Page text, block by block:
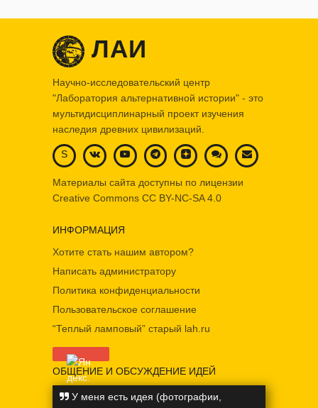
ЛАИ
Научно-исследовательский центр
"Лаборатория альтернативной истории" - это
мультидисциплинарный проект изучения
наследия древних цивилизаций.
S
Материалы сайта доступны по лицензии
Creative Commons CC BY-NC-SA 4.0
ИНФОРМАЦИЯ
Хотите стать нашим автором?
Написать администратору
Политика конфиденциальности
Пользовательское соглашение
“Теплый ламповый” старый lah.ru
ОБЩЕНИЕ И ОБСУЖДЕНИЕ ИДЕЙ
У меня есть идея (фотографии,